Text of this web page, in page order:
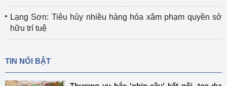
Lạng Sơn: Tiêu hủy nhiều hàng hóa xâm phạm quyền sở
hữu trí tuệ
TIN NỔI BẬT